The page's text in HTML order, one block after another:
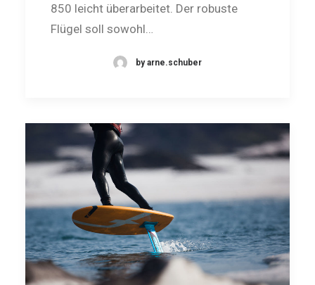
850 leicht überarbeitet. Der robuste
Flügel soll sowohl…
by arne.schuber